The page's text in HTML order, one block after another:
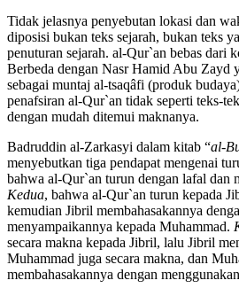
Tidak jelasnya penyebutan lokasi dan
diposisi bukan teks sejarah, bukan teks
penuturan sejarah. al-Qur`an bebas dari
Berbeda dengan Nasr Hamid Abu Zayd
sebagai muntaj al-tsaqâfi (produk
penafsiran al-Qur`an tidak seperti teks-
dengan mudah ditemui maknanya.
Badruddin al-Zarkasyi dalam kitab “al-
menyebutkan tiga pendapat mengenai
bahwa al-Qur`an turun dengan lafal dan
Kedua, bahwa al-Qur`an turun kepada
kemudian Jibril membahasakannya
menyampaikannya kepada Muhammad.
secara makna kepada Jibril, lalu Jibril
Muhammad juga secara makna, dan
membahasakannya dengan